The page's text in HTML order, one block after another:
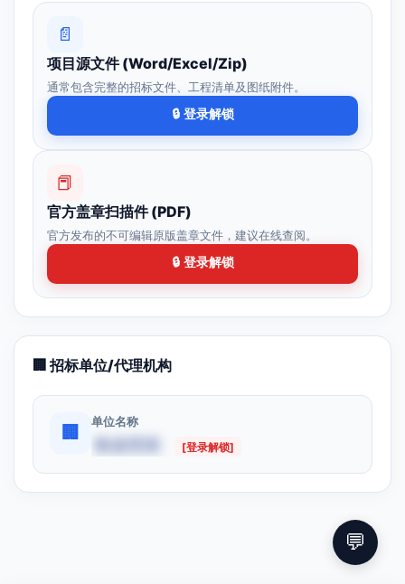
📄
项目源文件 (Word/Excel/Zip)
通常包含完整的招标文件、工程清单及图纸附件。
🔒 登录解锁
📕
官方盖章扫描件 (PDF)
官方发布的不可编辑原版盖章文件，建议在线查阅。
🔒 登录解锁
🏢 招标单位/代理机构
🏢
单位名称
[登录解锁]
💬